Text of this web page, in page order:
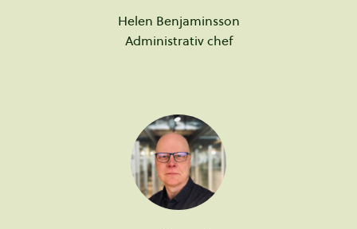
Helen Benjaminsson
Administrativ chef